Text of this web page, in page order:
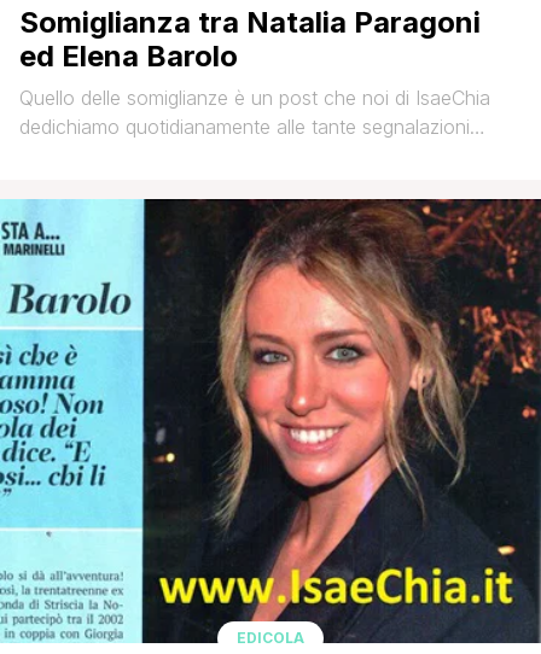
Somiglianza tra Natalia Paragoni
ed Elena Barolo
Quello delle somiglianze è un post che noi di IsaeChia
dedichiamo quotidianamente alle tante segnalazioni
nostre pagine Facebook, Twitter o Instagram) che
propongono una similitudine fisica che loro riscontrano,
nei tratti o nei colori, tra due personaggi della televisione,
della [']
EDICOLA